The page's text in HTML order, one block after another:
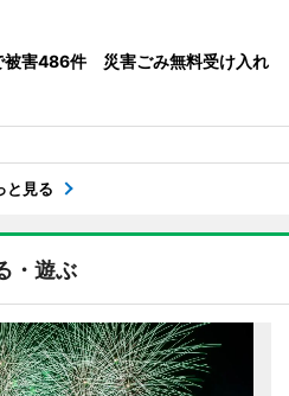
被害486件 災害ごみ無料受け入れ
と見る
・遊ぶ